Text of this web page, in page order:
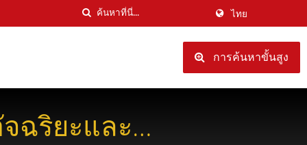
ไทย
การค้นหาขั้นสูง
ฉริยะและ